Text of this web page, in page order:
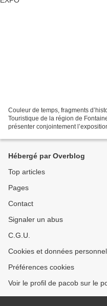
Couleur de temps, fragments
Touristique de la région de
présenter conjointement
Hébergé par Overblog
Top articles
Pages
Contact
Signaler un abus
C.G.U.
Cookies et données
Préférences cookies
Voir le profil de pacob sur le